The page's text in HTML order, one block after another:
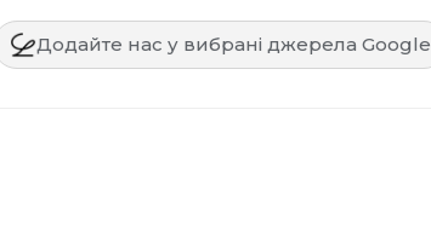
Додайте нас у вибрані джерела Google